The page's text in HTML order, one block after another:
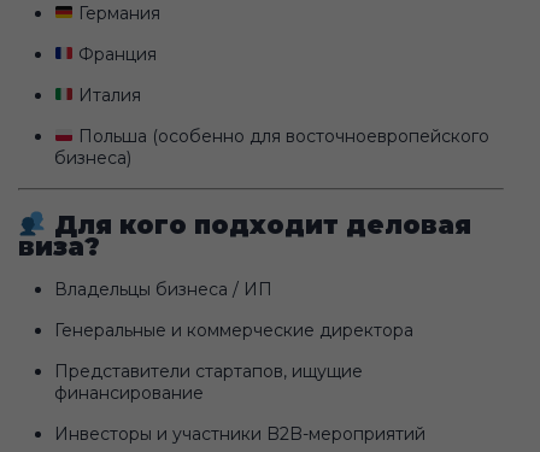
Германия
Франция
Италия
Польша (особенно для восточноевропейского
бизнеса)
Для кого подходит деловая
виза?
Владельцы бизнеса / ИП
Генеральные и коммерческие директора
Представители стартапов, ищущие
финансирование
Инвесторы и участники B2B-мероприятий